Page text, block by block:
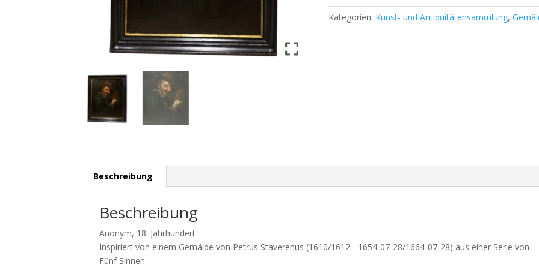
an
upturned
Kategorien: Kunst- und Antiquitätensammlung,
Beschreibung
Beschreibung
Anonym, 18. Jahrhundert
Inspiriert von einem Gemälde von Petrus Staverenus (1610/1612 - 1654-07-28/1664-07-28) aus einer Serie von
Fünf Sinnen